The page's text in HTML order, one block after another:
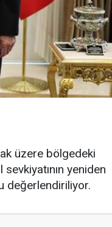
üzere bölgedeki
yeniden
değerlendiriliyor.